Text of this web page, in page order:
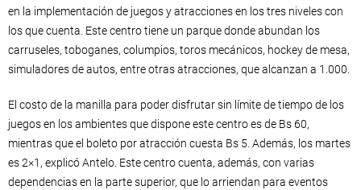
en la implementación de juegos y atracciones en los tres niveles con
los que cuenta. Este centro tiene un parque donde abundan los
carruseles, toboganes, columpios, toros mecánicos, hockey de mesa,
simuladores de autos, entre otras atracciones, que alcanzan a 1.000.
El costo de la manilla para poder disfrutar sin límite de tiempo de los
juegos en los ambientes que dispone este centro es de Bs 60,
mientras que el boleto por atracción cuesta Bs 5. Además, los martes
es 2×1, explicó Antelo. Este centro cuenta, además, con varias
dependencias en la parte superior, que lo arriendan para eventos